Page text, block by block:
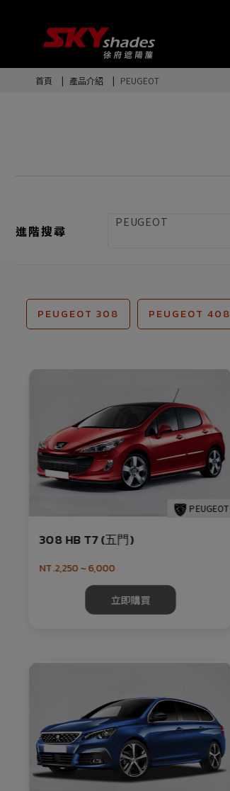
首頁 產品介紹 PEUGEOT
進階搜尋
PEUGEOT
PEUGEOT 308 PEUGEOT 408
PEUGEOT
308 HB T7 (五門)
NT.2,250 ~ 6,000
立即購買